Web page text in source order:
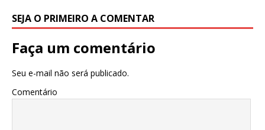
SEJA O PRIMEIRO A COMENTAR
Faça um comentário
Seu e-mail não será publicado.
Comentário